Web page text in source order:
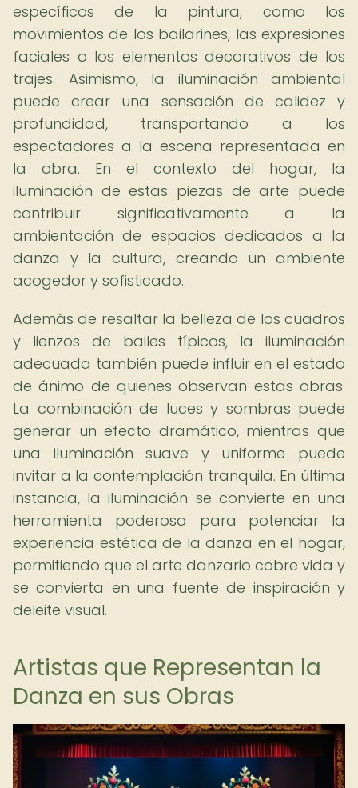
específicos de la pintura, como los
movimientos de los bailarines, las expresiones
faciales o los elementos decorativos de los
trajes. Asimismo, la iluminación ambiental
puede crear una sensación de calidez y
profundidad, transportando a los
espectadores a la escena representada en
la obra. En el contexto del hogar, la
iluminación de estas piezas de arte puede
contribuir significativamente a la
ambientación de espacios dedicados a la
danza y la cultura, creando un ambiente
acogedor y sofisticado.
Además de resaltar la belleza de los cuadros
y lienzos de bailes típicos, la iluminación
adecuada también puede influir en el estado
de ánimo de quienes observan estas obras.
La combinación de luces y sombras puede
generar un efecto dramático, mientras que
una iluminación suave y uniforme puede
invitar a la contemplación tranquila. En última
instancia, la iluminación se convierte en una
herramienta poderosa para potenciar la
experiencia estética de la danza en el hogar,
permitiendo que el arte danzario cobre vida y
se convierta en una fuente de inspiración y
deleite visual.
Artistas que Representan la
Danza en sus Obras